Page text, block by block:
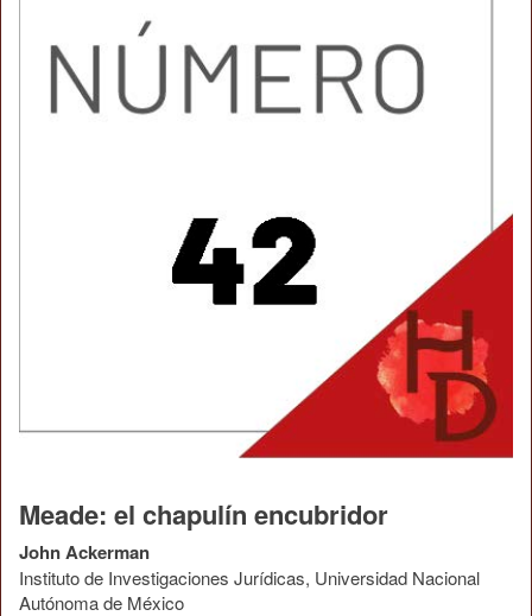
Meade: el chapulín encubridor
John Ackerman
Instituto de Investigaciones Jurídicas, Universidad Nacional
Autónoma de México